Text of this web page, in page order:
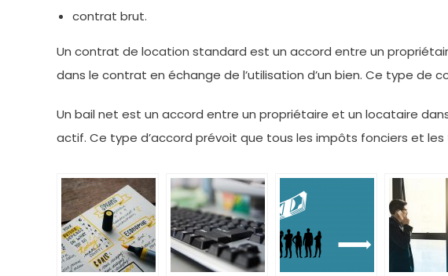
contrat brut.
Un contrat de location standard est un accord entre un
dans le contrat en échange de l’utilisation d’un bien. Ce type de
Un bail net est un accord entre un propriétaire et un locataire
actif. Ce type d’accord prévoit que tous les impôts fonciers et